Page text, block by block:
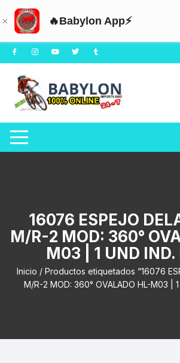
🔥Babylon App⚡
Saltar
al
contenido
16076 ESPEJO
M/R-2 MOD: 360°
M03 | 1 UND IND.
Inicio / Productos etiquetados “16076
M/R-2 MOD: 360° OVALADO HL-M03 | 1